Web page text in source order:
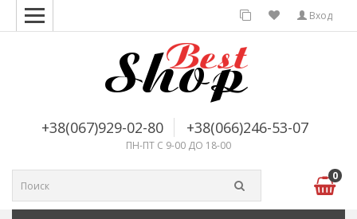
Вход
+38(067)929-02-80 +38(066)246-53-07
ПН-ПТ С 9-00 ДО 18-00
0